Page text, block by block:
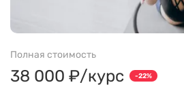
Полная стоимость
38 000 ₽/курс -22%